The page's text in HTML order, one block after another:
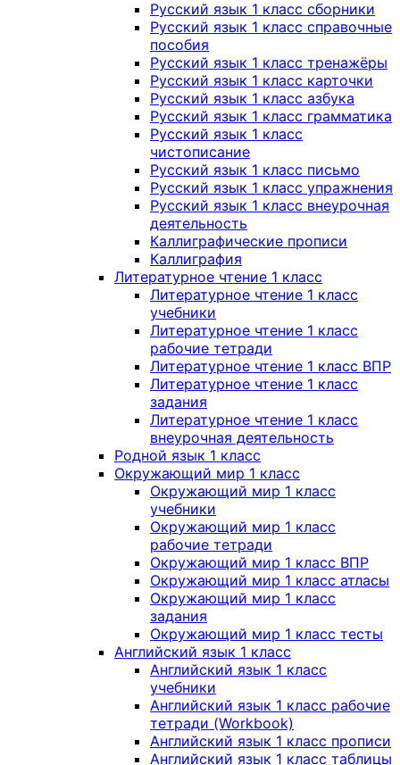
Русский язык 1 класс сборники
Русский язык 1 класс справочные
пособия
Русский язык 1 класс тренажёры
Русский язык 1 класс карточки
Русский язык 1 класс азбука
Русский язык 1 класс грамматика
Русский язык 1 класс
чистописание
Русский язык 1 класс письмо
Русский язык 1 класс упражнения
Русский язык 1 класс внеурочная
деятельность
Каллиграфические прописи
Каллиграфия
Литературное чтение 1 класс
Литературное чтение 1 класс
учебники
Литературное чтение 1 класс
рабочие тетради
Литературное чтение 1 класс ВПР
Литературное чтение 1 класс
задания
Литературное чтение 1 класс
внеурочная деятельность
Родной язык 1 класс
Окружающий мир 1 класс
Окружающий мир 1 класс
учебники
Окружающий мир 1 класс
рабочие тетради
Окружающий мир 1 класс ВПР
Окружающий мир 1 класс атласы
Окружающий мир 1 класс
задания
Окружающий мир 1 класс тесты
Английский язык 1 класс
Английский язык 1 класс
учебники
Английский язык 1 класс рабочие
тетради (Workbook)
Английский язык 1 класс прописи
Английский язык 1 класс таблицы